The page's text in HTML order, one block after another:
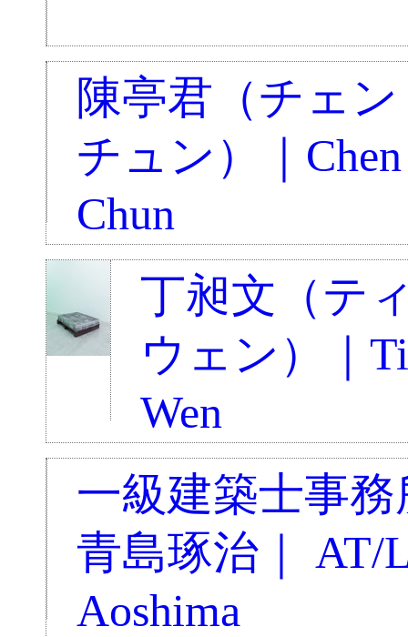
陳亭君（チェ
チュン）｜
Chun
丁昶文（テ
ウェン）｜
Wen
一級建築士事
青島琢治｜ AT/
Aoshima